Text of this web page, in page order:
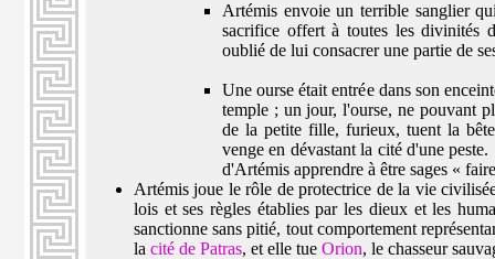
Artémis envoie un terrible sanglier
sacrifice offert à toutes les divinités
oublié de lui consacrer une partie de
Une ourse était entrée dans son
temple ; un jour, l'ourse, ne pouvant
de la petite fille, furieux, tuent la
venge en dévastant la cité d'une
d'Artémis apprendre à être sages «
Artémis joue le rôle de protectrice de la vie
lois et ses règles établies par les dieux et les
sanctionne sans pitié, tout comportement
la cité de Patras, et elle tue Orion, le chasseur